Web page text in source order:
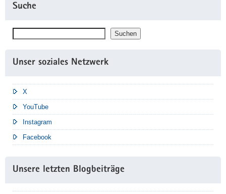
Suche
Suchen Suchen
Unser soziales Netzwerk
X
YouTube
Instagram
Facebook
Unsere letzten Blogbeiträge